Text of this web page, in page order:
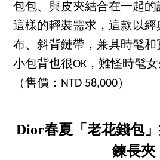
包包、與皮夾結合在一起
這樣的輕裝需求，這款以
布、斜背鏈帶，兼具時髦和
小包背也很OK，難怪時髦女
（售價：NTD 58,000）
Dior春夏「老花錢包
鍊長夾